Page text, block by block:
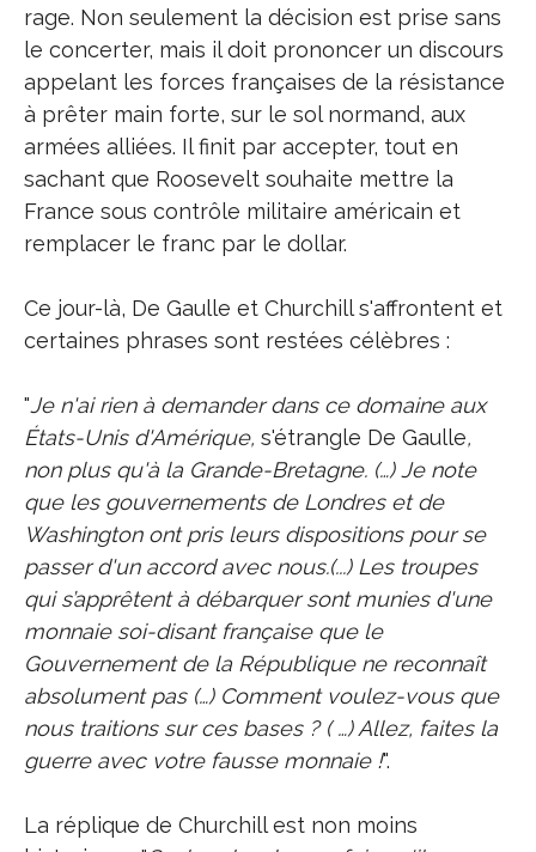
rage. Non seulement la décision est prise sans
le concerter, mais il doit prononcer un discours
appelant les forces françaises de la résistance
à prêter main forte, sur le sol normand, aux
armées alliées. Il finit par accepter, tout en
sachant que Roosevelt souhaite mettre la
France sous contrôle militaire américain et
remplacer le franc par le dollar.
Ce jour-là, De Gaulle et Churchill s'affrontent et
certaines phrases sont restées célèbres :
"Je n'ai rien à demander dans ce domaine aux
États-Unis d'Amérique, s'étrangle De Gaulle,
non plus qu'à la Grande-Bretagne. (…) Je note
que les gouvernements de Londres et de
Washington ont pris leurs dispositions pour se
passer d'un accord avec nous.(...) Les troupes
qui s’apprêtent à débarquer sont munies d'une
monnaie soi-disant française que le
Gouvernement de la République ne reconnaît
absolument pas (…) Comment voulez-vous que
nous traitions sur ces bases ? ( …) Allez, faites la
guerre avec votre fausse monnaie !".
La réplique de Churchill est non moins